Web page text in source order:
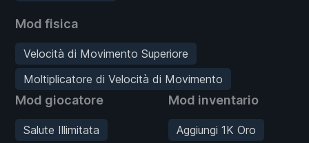
Mod fisica
Velocità di Movimento Superiore
Moltiplicatore di Velocità di Movimento
Mod giocatore
Salute Illimitata
Mod inventario
Aggiungi 1K Oro